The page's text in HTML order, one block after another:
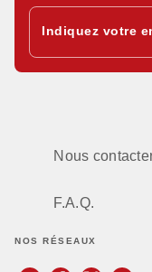
Indiquez votre
Nous
F.A.Q.
NOS RÉSEAUX